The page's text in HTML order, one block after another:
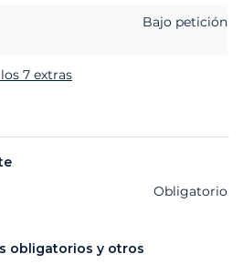
Bajo petición
7 extras
Obligatorio
obligatorios y otros